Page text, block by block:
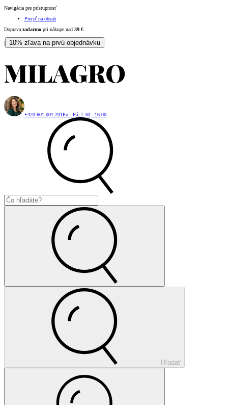
Navigácia pre prístupnosť
Prejsť na obsah
Doprava zadarmo pri nákupe nad 39 €
| 10% zľava na prvú objednávku
+420 601 001 201Po - Pá: 7:30 - 16:00
Hľadať